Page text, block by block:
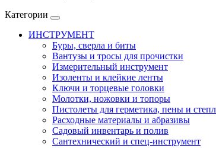
Категории
ИНСТРУМЕНТ
Буры, сверла и биты
Вантузы и тросы для прочистки
Измерительный инструмент
Изоленты и клейкие ленты
Ключи и торцевые головки
Молотки, ножовки и топоры
Пистолеты для герметика, пены и
Расходные материалы и абразивы
Садовый инвентарь и полив
Сантехнический и спец-инструмент